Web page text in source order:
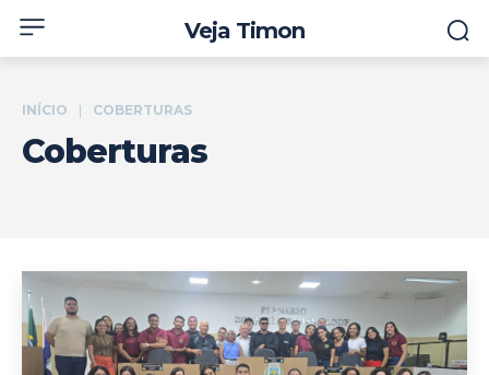
Veja Timon
INÍCIO COBERTURAS
Coberturas